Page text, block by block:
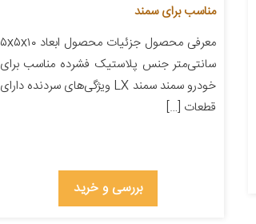
مناسب برای سمند
معرفی محصول جزئیات محصول ابعاد ۵x۵x۱۰
سانتی‌متر جنس پلاستیک فشرده مناسب برای
خودرو سمند سمند LX ویژگی‌های سردنده دارای
قطعات […]
بررسی و خرید